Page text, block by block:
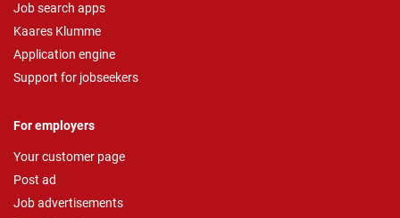
Job search apps
Kaares Klumme
Application engine
Support for jobseekers
For employers
Your customer page
Post ad
Job advertisements